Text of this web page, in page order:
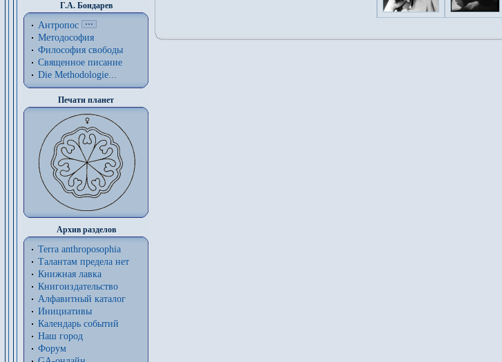
Г.А. Бондарев
Антропос
Методософия
Философия cвободы
Священное писание
Die Methodologie...
Печати планет
Архив разделов
Terra anthroposophia
Талантам предела нет
Книжная лавка
Книгоиздательство
Алфавитный каталог
Инициативы
Календарь событий
Наш город
Форум